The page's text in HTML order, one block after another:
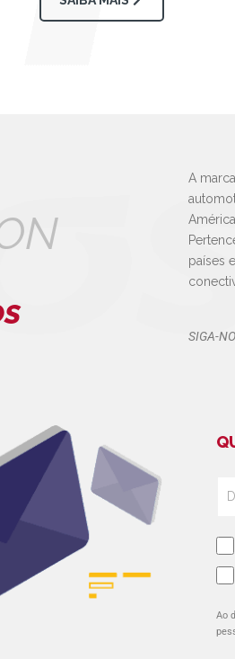
A
países
SIGA-
Ao